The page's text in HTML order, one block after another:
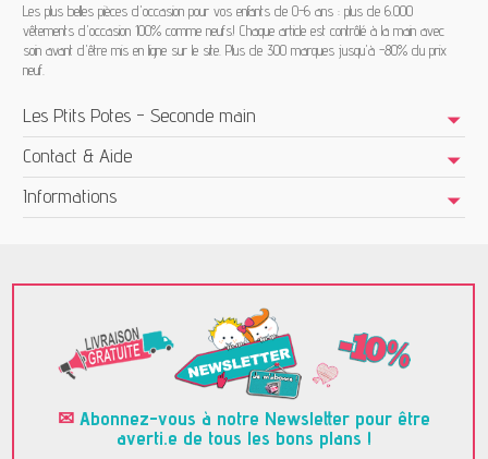
Les plus belles pièces d'occasion pour vos enfants de 0-6 ans : plus de 6.000
vêtements d'occasion 100% comme neufs! Chaque article est contrôlé à la main avec
soin avant d'être mis en ligne sur le site. Plus de 300 marques jusqu'à -80% du prix
neuf.
Les Ptits Potes - Seconde main
Contact & Aide
Informations
✉ Abonnez-vous à notre Newsletter pour être
averti.e de tous les bons plans !